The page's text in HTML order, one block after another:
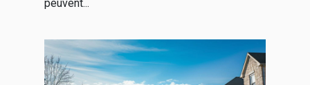
peuvent...